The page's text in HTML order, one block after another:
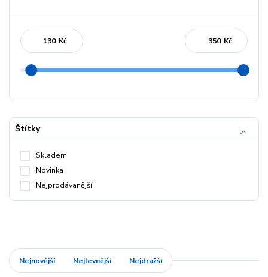
Kč Kč
Štítky
Skladem
Novinka
Nejprodávanější
Nejnovější Nejlevnější Nejdražší